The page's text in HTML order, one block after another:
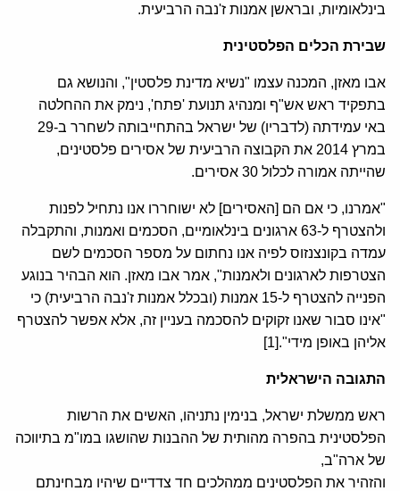
בינלאומיות, ובראשן אמנות ז'נבה הרביעית.
שבירת הכלים הפלסטינית
אבו מאזן, המכנה עצמו "נשיא מדינת פלסטין", והנושא גם
בתפקיד ראש אש"ף ומנהיג תנועת 'פתח', נימק את ההחלטה
באי עמידתה (לדבריו) של ישראל בהתחייבותה לשחרר ב-29
במרץ 2014 את הקבוצה הרביעית של אסירים פלסטינים,
שהייתה אמורה לכלול 30 אסירים.
"אמרנו, כי אם הם [האסירים] לא ישוחררו אנו נתחיל לפנות
ולהצטרף ל-63 ארגונים בינלאומיים, הסכמים ואמנות, והתקבלה
עמדה בקונצנזוס לפיה אנו נחתום על מספר הסכמים לשם
הצטרפות לארגונים ולאמנות", אמר אבו מאזן. הוא הבהיר בנוגע
הפנייה להצטרף ל-15 אמנות (ובכלל אמנות ז'נבה הרביעית) כי
"אינו סבור שאנו זקוקים להסכמה בעניין זה, אלא אפשר להצטרף
אליהן באופן מידי".[1]
התגובה הישראלית
ראש ממשלת ישראל, בנימין נתניהו, האשים את הרשות
הפלסטינית בהפרה מהותית של ההבנות שהושגו במו"מ בתיווכה
של ארה"ב,
והזהיר את הפלסטינים ממהלכים חד צדדיים שיהיו מבחינתם